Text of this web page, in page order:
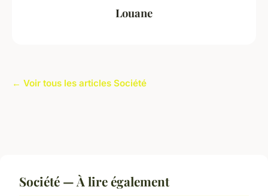
Louane
← Voir tous les articles Société
Société — À lire également